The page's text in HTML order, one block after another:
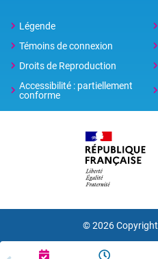
Légende
Témoins de connexion
Droits de Reproduction
Accessibilité : partiellement
conforme
© 2026